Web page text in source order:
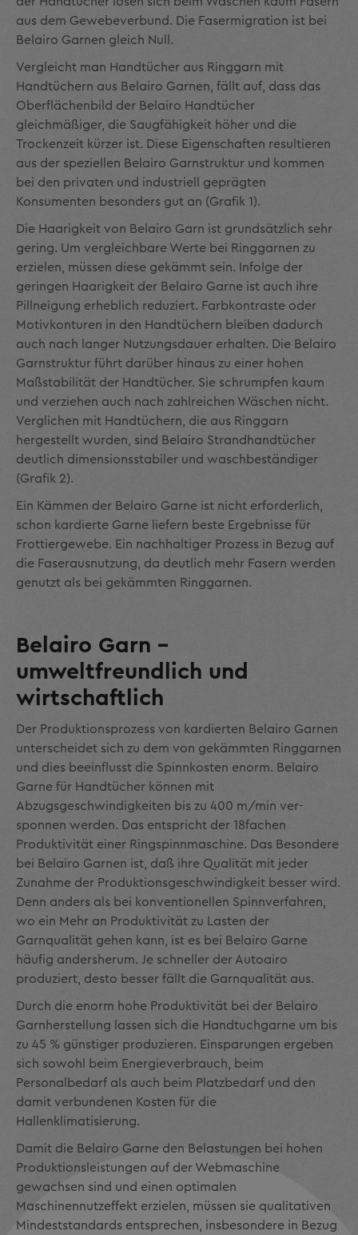
aus dem Gewebeverbund. Die Fasermigration ist bei
Belairo Garnen gleich Null.
Vergleicht man Handtücher aus Ringgarn mit
Handtüchern aus Belairo Garnen, fällt auf, dass das
Oberflächenbild der Belairo Handtücher
gleichmäßiger, die Saug­fähigkeit höher und die
Trockenzeit kürzer ist. Diese Eigenschaften resultieren
aus der speziellen Belairo Garnstruktur und kommen
bei den privaten und industriell geprägten
Konsumenten besonders gut an (Grafik 1).
Die Haarigkeit von Belairo Garn ist grundsätzlich sehr
gering. Um vergleichbare Werte bei Ringgarnen zu
erzielen, müssen diese gekämmt sein. Infolge der
geringen Haarigkeit der Belairo Garne ist auch ihre
Pillneigung erheblich reduziert. Farbkon­traste oder
Motivkonturen in den Handtüchern bleiben dadurch
auch nach langer Nutzungsdauer erhalten. Die Belairo
Garnstruktur führt darüber hinaus zu einer hohen
Maßstabilität der Handtücher. Sie schrumpfen kaum
und verziehen auch nach zahlreichen Wäschen nicht.
Verglichen mit Handtüchern, die aus Ringgarn
hergestellt wurden, sind Belairo Strandhandtücher
deutlich dimensionsstabiler und wasch­beständiger
(Grafik 2).
Ein Kämmen der Belairo Garne ist nicht erforderlich,
schon kardierte Garne liefern beste Ergebnisse für
Frottiergewebe. Ein nachhaltiger Prozess in Bezug auf
die Faserausnutzung, da deutlich mehr Fasern werden
genutzt als bei gekämmten Ring­garnen.
Belairo Garn –
umweltfreundlich und
wirtschaftlich
Der Produktionsprozess von kardierten Belairo Garnen
unterscheidet sich zu dem von gekämmten Ringgarnen
und dies beeinflusst die Spinnkosten enorm. Belairo
Garne für Handtücher können mit
Abzugsgeschwindigkeiten bis zu 400 m/min ver­
sponnen werden. Das entspricht der 18fachen
Produktivität einer Ringspinn­maschine. Das Besondere
bei Belairo Garnen ist, daß ihre Qualität mit jeder
Zunahme der Produktionsgeschwindigkeit besser wird.
Denn anders als bei konven­tionellen Spinnverfahren,
wo ein Mehr an Produktivität zu Lasten der
Garnqualität gehen kann, ist es bei Belairo Garne
häufig andersherum. Je schneller der Autoairo
produziert, desto besser fällt die Garnqualität aus.
Durch die enorm hohe Produktivität bei der Belairo
Garnherstellung lassen sich die Handtuchgarne um bis
zu 45 % günstiger produzieren. Einsparungen ergeben
sich sowohl beim Energieverbrauch, beim
Personalbedarf als auch beim Platzbedarf und den
damit verbundenen Kosten für die
Hallenklimatisierung.
Damit die Belairo Garne den Belastungen bei hohen
Produktionsleistungen auf der Webmaschine
gewachsen sind und einen optimalen
Maschinennutzeffekt erzielen, müssen sie qualitativen
Mindeststandards entsprechen, insbesondere in Bezug